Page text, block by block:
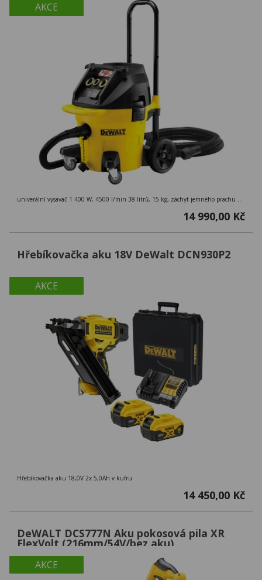
AKCE
univerální vysavač 1 400 W, 4500 l/min 38 litrů, 15 kg, záchyt jemného prachu 99,9 %, třída M ( > 0,1mg/m3 ), externí zásuvka
14 990,00 Kč
AKCE
Hřebíkovačka aku 18V DeWalt DCN930P2
Hřebíkovačka aku 18,0V 2x 5,0Ah v kufru
14 450,00 Kč
AKCE
DeWALT DCS777N Aku pokosová pila XR
FlexVolt (216mm/54V/bez aku)